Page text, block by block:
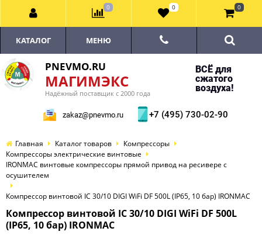
PNEVMO.RU
МАГИМЭКС
Надёжный поставщик с 2000 года
ВСЁ для
сжатого
воздуха!
zakaz@pnevmo.ru +7 (495) 730-02-90
КАТАЛОГ МЕНЮ
Главная Каталог товаров
Компрессоры
Компрессоры электрические винтовые
IRONMAC винтовые компрессоры прямой привод на ресивере с
осушителем
Компрессор винтовой IC 30/10 DIGI WiFi DF 500L (IP65, 10 бар) IRONMAC
Компрессор винтовой IC 30/10 DIGI WiFi DF 500L
(IP65, 10 бар) IRONMAC
0 0 0